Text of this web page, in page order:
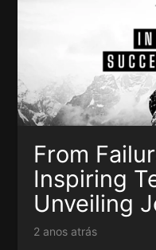
From
Inspiring
Unveiling
Resilience
2 anos atrás